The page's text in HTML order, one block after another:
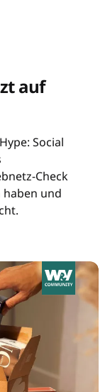
auf
Social
Check
haben und